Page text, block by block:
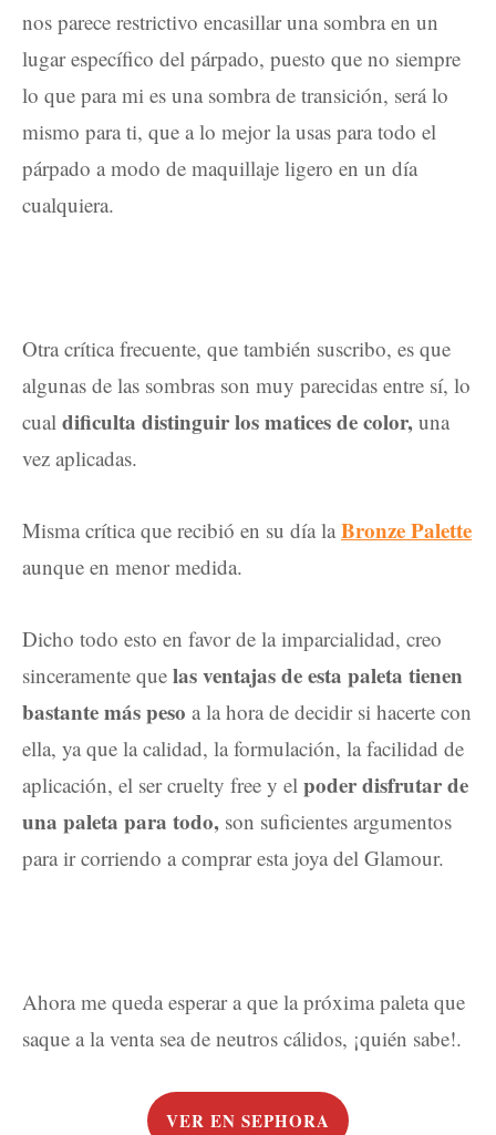
nos parece restrictivo encasillar una sombra en un
lugar específico del párpado, puesto que no siempre
lo que para mi es una sombra de transición, será lo
mismo para ti, que a lo mejor la usas para todo el
párpado a modo de maquillaje ligero en un día
cualquiera.
Otra crítica frecuente, que también suscribo, es que
algunas de las sombras son muy parecidas entre sí, lo
cual dificulta distinguir los matices de color, una
vez aplicadas.
Misma crítica que recibió en su día la Bronze Palette
aunque en menor medida.
Dicho todo esto en favor de la imparcialidad, creo
sinceramente que las ventajas de esta paleta tienen
bastante más peso a la hora de decidir si hacerte con
ella, ya que la calidad, la formulación, la facilidad de
aplicación, el ser cruelty free y el poder disfrutar de
una paleta para todo, son suficientes argumentos
para ir corriendo a comprar esta joya del Glamour.
Ahora me queda esperar a que la próxima paleta que
saque a la venta sea de neutros cálidos, ¡quién sabe!.
VER EN SEPHORA